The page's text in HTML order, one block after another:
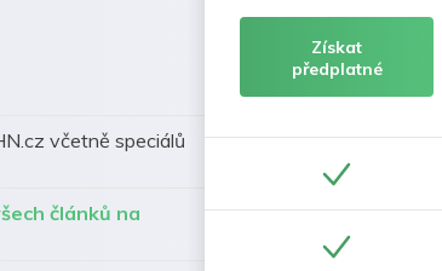
včetně speciálů
článků na
Získat
předplatné